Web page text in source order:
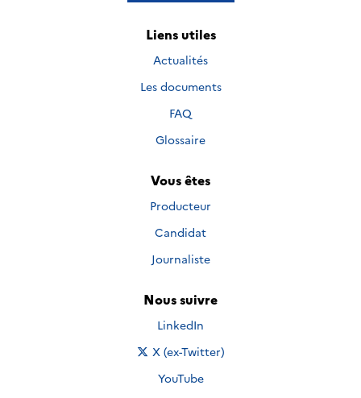
Liens utiles
Actualités
Les documents
FAQ
Glossaire
Vous êtes
Producteur
Candidat
Journaliste
Nous suivre
Nous suivre sur
LinkedIn
Nous suivre sur
X (ex-Twitter)
Nous suivre sur
YouTube